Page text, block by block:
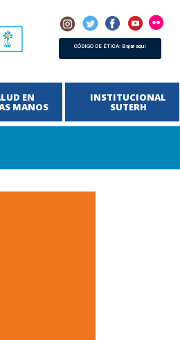
CÓDIGO DE ÉTICA: Bajar aquí
EN
MANOS
INSTITUCIONAL
SUTERH